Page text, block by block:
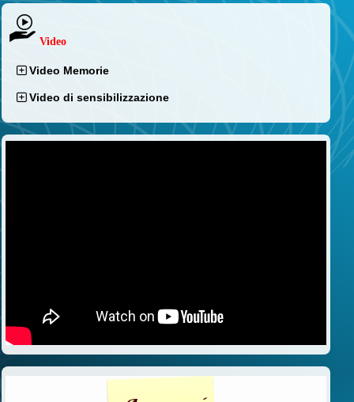
Video
Video Memorie
Video di sensibilizzazione